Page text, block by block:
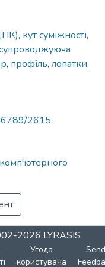
, кут суміжності,
, профіль, лопатки,
2615
2026 LYRASIS
Угода
користувача
Send